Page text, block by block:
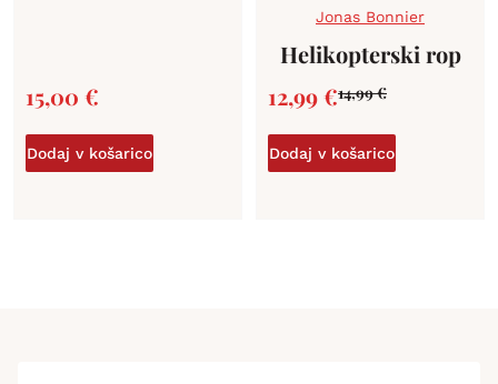
15,00 €
Dodaj v košarico
Jonas Bonnier
Helikopterski rop
14,99€
12,99€
Dodaj v košarico